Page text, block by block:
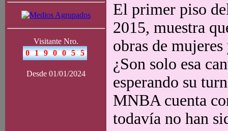
Visitante Nro.
Desde 01/01/2024
El primer piso
2015, muestra
obras de
¿Son solo esa
esperando su
MNBA cuenta
todavía no han